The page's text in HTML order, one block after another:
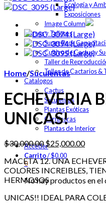
Ecología y
Exposiciones
Image Column
Cursos y Talleres
Super Pack
Cultivo de Cactus y
Taller de
Taller de Cactarios &
Catalogos
Cactus
Suculentas
Plantas Exóticas
Carnívoras
Plantas de Interior
Acceder
Carrito/$0.00
0
No hay productos en el
Home/Suculentas
ECHEVERIA
UNICAS!
$30,000.00 $25,000.00
MACETA 12. UNA
COLORES INCREIBLES,
HERMOSOS
UNICAS!! IDEAL PARA